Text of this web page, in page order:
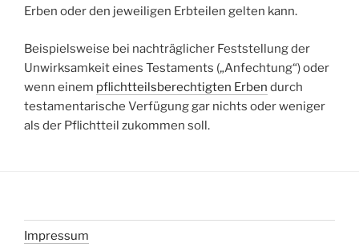
Erben oder den jeweiligen Erbteilen gelten kann.
Beispielsweise bei nachträglicher Feststellung der
Unwirksamkeit eines Testaments („Anfechtung“) oder
wenn einem pflichtteilsberechtigten Erben durch
testamentarische Verfügung gar nichts oder weniger
als der Pflichtteil zukommen soll.
Impressum